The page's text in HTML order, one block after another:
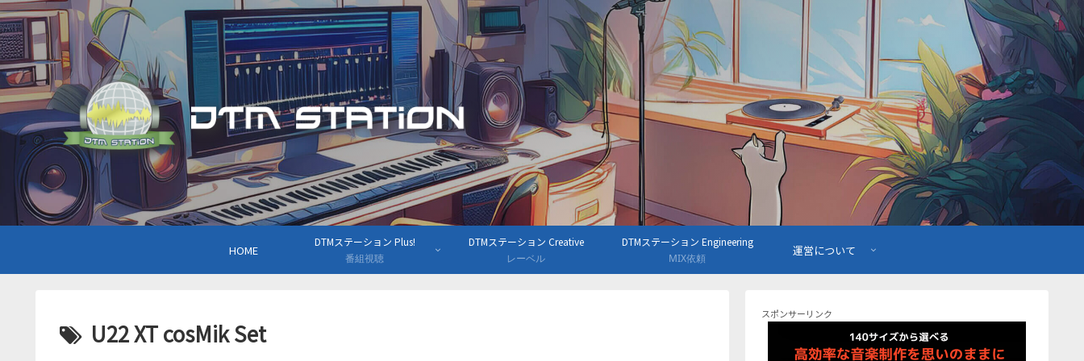
HOME
DTMステーション Plus!
番組視聴
DTMステーション Creative
レーベル
DTMステーション Engineering
MIX依頼
運営について
U22 XT cosMik Set
スポンサーリンク